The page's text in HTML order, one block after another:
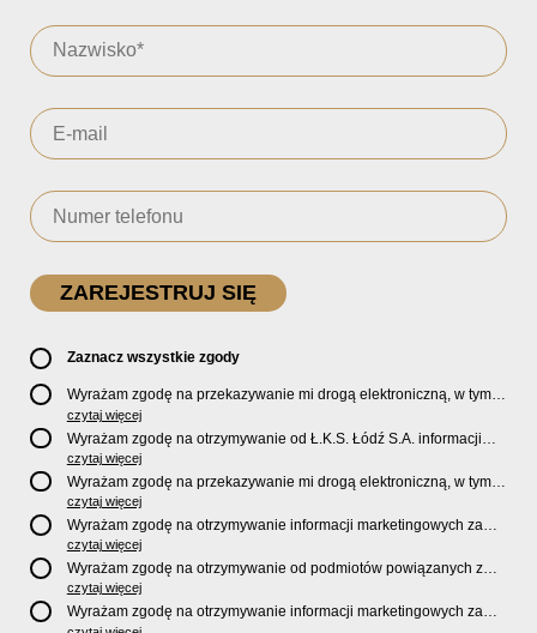
Zaznacz wszystkie zgody
Wyrażam zgodę na przekazywanie mi drogą elektroniczną, w tym
pocztą e-mail, oficjalnego newslettera oraz informacji o zniżkach,
promocjach, nowościach, biletach, karnetach, ofercie sklepu U2
Store oraz serwisu bilety.lkslodz.pl i innych produktach oraz
usługach oferowanych przez Ł.K.S. Łódź S.A.
czytaj więcej
Wyrażam zgodę na otrzymywanie od Ł.K.S. Łódź S.A. informacji
marketingowych dotyczących działalności spółki, ofert, wydarzeń i
produktów za pośrednictwem wiadomości SMS oraz połączeń
telefonicznych.
czytaj więcej
Wyrażam zgodę na przekazywanie mi drogą elektroniczną, w tym
pocztą e-mail, informacji handlowych i marketingowych o
produktach, usługach i działalnościSponsorów i PartnerówŁ.K.S.
Łódź S.A.
czytaj więcej
Wyrażam zgodę na otrzymywanie informacji marketingowych za
pośrednictwem wiadomości SMS oraz połączeń telefonicznych
odSponsorów i PartnerówŁ.K.S. Łódź S.A.
czytaj więcej
Wyrażam zgodę na otrzymywanie od podmiotów powiązanych z
Ł.K.S. Łódź S.A., tj. Fundacji ŁKS oraz Sport Catering sp. z
o.o. informacji marketingowych oraz informacji handlowych o
czytaj więcej
Wyrażam zgodę na otrzymywanie informacji marketingowych za